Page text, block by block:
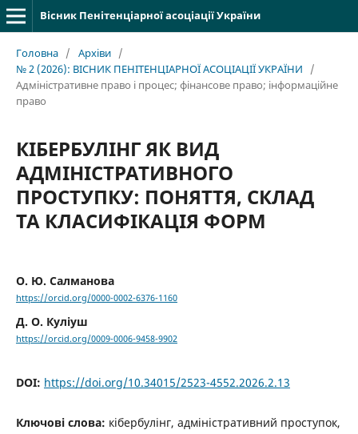
Вісник Пенітенціарної асоціації України
Головна / Архіви /
№ 2 (2026): ВІСНИК ПЕНІТЕНЦІАРНОЇ АСОЦІАЦІЇ УКРАЇНИ
/
Адміністративне право і процес; фінансове право; інформаційне
право
КІБЕРБУЛІНГ ЯК ВИД
АДМІНІСТРАТИВНОГО
ПРОСТУПКУ: ПОНЯТТЯ, СКЛАД
ТА КЛАСИФІКАЦІЯ ФОРМ
О. Ю. Салманова
https://orcid.org/0000-0002-6376-1160
Д. О. Куліуш
https://orcid.org/0009-0006-9458-9902
DOI: https://doi.org/10.34015/2523-4552.2026.2.13
Ключові слова: кібербулінг, адміністративний проступок,